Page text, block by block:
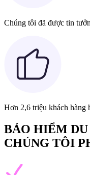
Chúng tôi đã được tin
Hơn 2,6 triệu khách hàng
BẢO HIỂM
CHÚNG TÔI